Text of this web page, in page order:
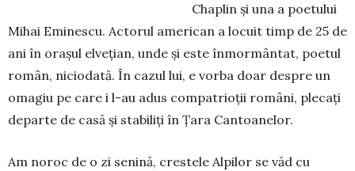
Chaplin și una a poetului
Mihai Eminescu. Actorul american a locuit timp de 25 de
ani în orașul elvețian, unde și este înmormântat, poetul
ro­mân, niciodată. În cazul lui, e vorba doar despre un
omagiu pe care i l-au adus compatrioții români, ple­cați
departe de casă și stabiliți în Țara Cantoa­nelor.
Am noroc de o zi senină, crestele Alpilor se văd cu